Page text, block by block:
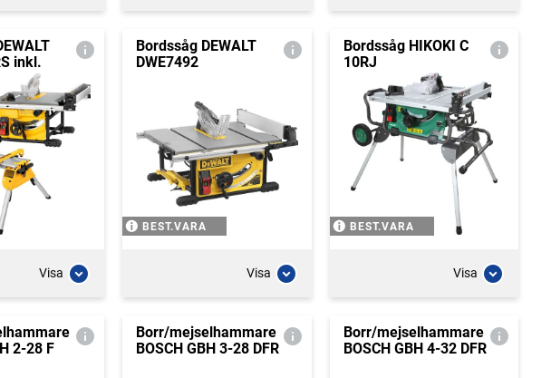
inkl.
Visa
Bordssåg DEWALT
DWE7492
BEST.VARA
Visa
Bordssåg HIKOKI C
10RJ
BEST.VARA
Visa
2-28 F
Borr/mejselhammare
BOSCH GBH 3-28 DFR
Borr/mejselhammare
BOSCH GBH 4-32 DFR